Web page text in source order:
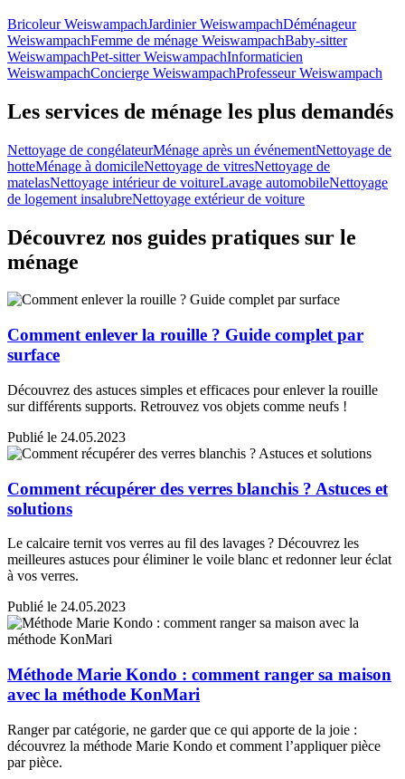
Bricoleur WeiswampachJardinier WeiswampachDéménageur
WeiswampachFemme de ménage WeiswampachBaby-sitter
WeiswampachPet-sitter WeiswampachInformaticien
WeiswampachConcierge WeiswampachProfesseur Weiswampach
Les services de ménage les plus demandés
Nettoyage de congélateurMénage après un événementNettoyage de
hotteMénage à domicileNettoyage de vitresNettoyage de
matelasNettoyage intérieur de voitureLavage automobileNettoyage
de logement insalubreNettoyage extérieur de voiture
Découvrez nos guides pratiques sur le
ménage
Comment enlever la rouille ? Guide complet par
surface
Découvrez des astuces simples et efficaces pour enlever la rouille
sur différents supports. Retrouvez vos objets comme neufs !
Publié le 24.05.2023
Comment récupérer des verres blanchis ? Astuces et
solutions
Le calcaire ternit vos verres au fil des lavages ? Découvrez les
meilleures astuces pour éliminer le voile blanc et redonner leur éclat
à vos verres.
Publié le 24.05.2023
Méthode Marie Kondo : comment ranger sa maison
avec la méthode KonMari
Ranger par catégorie, ne garder que ce qui apporte de la joie :
découvrez la méthode Marie Kondo et comment l’appliquer pièce
par pièce.